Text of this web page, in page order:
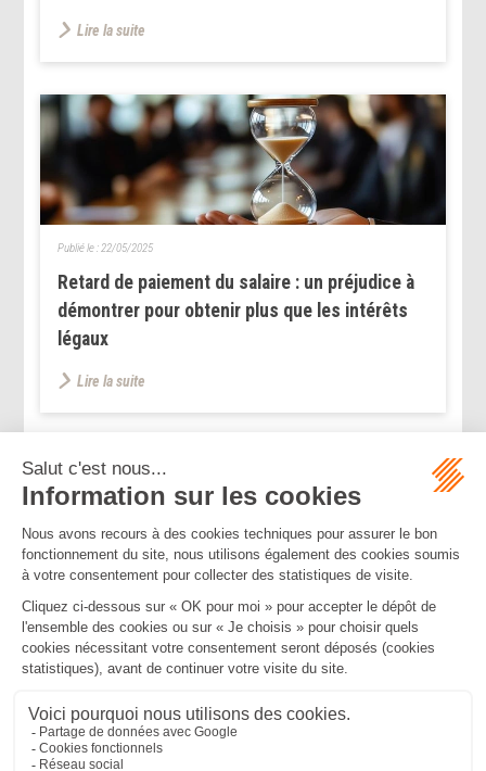
Lire la suite
Retard de paiement du salaire : un préjudice à
démontrer pour obtenir plus que les intérêts
légaux
Publié le : 22/05/2025
Lire la suite
<< < ...
>>
Mentions légalesPolitique de confidentialitéPolitique de cookies
Plan du site
MBA ET ASSOCIÉS
235 Rue Helene Boucher, 34170 CASTELNAU LE LEZ